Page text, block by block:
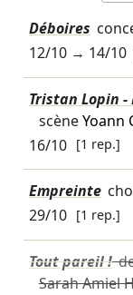
Déboires
12/10→ 14/10
Tristan Lopin
scèneYoann
16/10 [1 rep.]
Empreinte
29/10 [1 rep.]
Tout pareil !
Sarah Amiel